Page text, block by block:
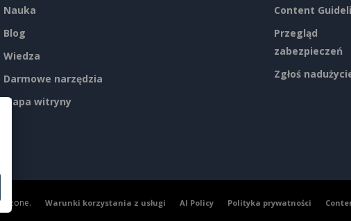
Nauka
Blog
Wiedza
Darmowe narzędzia
Mapa witryny
Content
Przegląd
zabezpieczeń
Zgłoś
Warunki korzystania z usługi AI Policy Polityka prywatności